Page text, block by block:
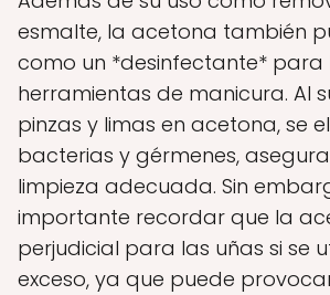
esmalte, la acetona también
como un *desinfectante* para
herramientas de manicura. Al
pinzas y limas en acetona, se
bacterias y gérmenes,
limpieza adecuada. Sin
importante recordar que la
perjudicial para las uñas si se
exceso, ya que puede